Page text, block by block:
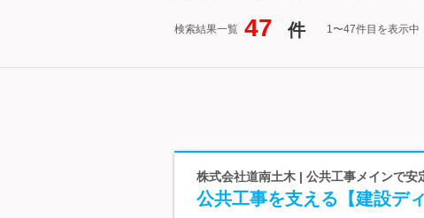
検索結果一覧 47 件 1〜47件目を表示中
株式会社道南土木 | 公共工事メインで安
公共工事を支える【建設デ